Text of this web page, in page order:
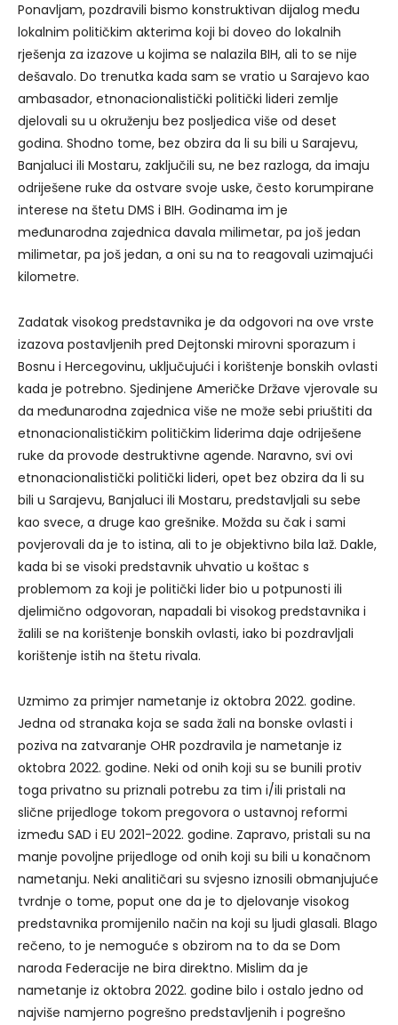
Ponavljam, pozdravili bismo konstruktivan dijalog među
lokalnim političkim akterima koji bi doveo do lokalnih
rješenja za izazove u kojima se nalazila BIH, ali to se nije
dešavalo. Do trenutka kada sam se vratio u Sarajevo kao
ambasador, etnonacionalistički politički lideri zemlje
djelovali su u okruženju bez posljedica više od deset
godina. Shodno tome, bez obzira da li su bili u Sarajevu,
Banjaluci ili Mostaru, zaključili su, ne bez razloga, da imaju
odriješene ruke da ostvare svoje uske, često korumpirane
interese na štetu DMS i BIH. Godinama im je
međunarodna zajednica davala milimetar, pa još jedan
milimetar, pa još jedan, a oni su na to reagovali uzimajući
kilometre.
Zadatak visokog predstavnika je da odgovori na ove vrste
izazova postavljenih pred Dejtonski mirovni sporazum i
Bosnu i Hercegovinu, uključujući i korištenje bonskih ovlasti
kada je potrebno. Sjedinjene Američke Države vjerovale su
da međunarodna zajednica više ne može sebi priuštiti da
etnonacionalističkim političkim liderima daje odriješene
ruke da provode destruktivne agende. Naravno, svi ovi
etnonacionalistički politički lideri, opet bez obzira da li su
bili u Sarajevu, Banjaluci ili Mostaru, predstavljali su sebe
kao svece, a druge kao grešnike. Možda su čak i sami
povjerovali da je to istina, ali to je objektivno bila laž. Dakle,
kada bi se visoki predstavnik uhvatio u koštac s
problemom za koji je politički lider bio u potpunosti ili
djelimično odgovoran, napadali bi visokog predstavnika i
žalili se na korištenje bonskih ovlasti, iako bi pozdravljali
korištenje istih na štetu rivala.
Uzmimo za primjer nametanje iz oktobra 2022. godine.
Jedna od stranaka koja se sada žali na bonske ovlasti i
poziva na zatvaranje OHR pozdravila je nametanje iz
oktobra 2022. godine. Neki od onih koji su se bunili protiv
toga privatno su priznali potrebu za tim i/ili pristali na
slične prijedloge tokom pregovora o ustavnoj reformi
između SAD i EU 2021-2022. godine. Zapravo, pristali su na
manje povoljne prijedloge od onih koji su bili u konačnom
nametanju. Neki analitičari su svjesno iznosili obmanjujuće
tvrdnje o tome, poput one da je to djelovanje visokog
predstavnika promijenilo način na koji su ljudi glasali. Blago
rečeno, to je nemoguće s obzirom na to da se Dom
naroda Federacije ne bira direktno. Mislim da je
nametanje iz oktobra 2022. godine bilo i ostalo jedno od
najviše namjerno pogrešno predstavljenih i pogrešno